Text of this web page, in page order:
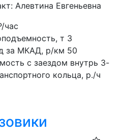
Алевтина Евгеньевна
час
т 3
за МКАД, р/км 50
с заездом внутрь 3-
кольца, р./ч